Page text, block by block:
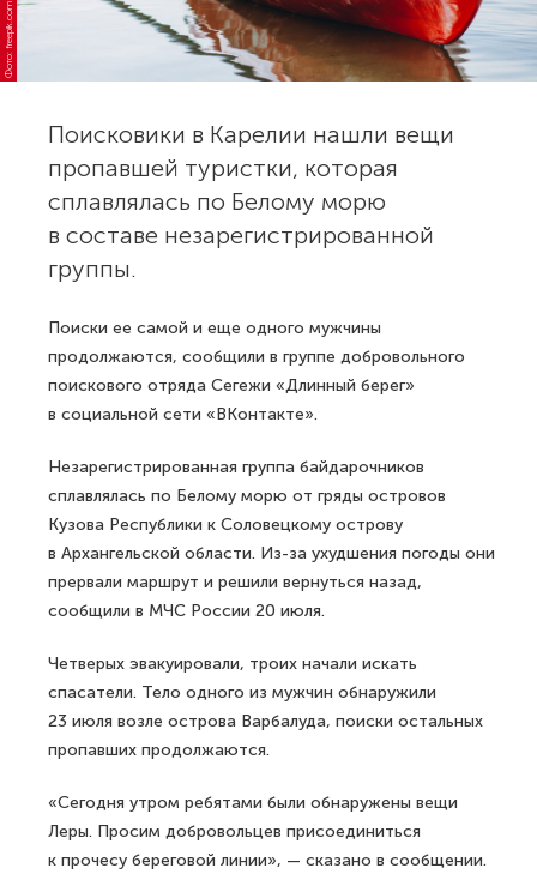
Фото: freepik.com
Поисковики в Карелии нашли вещи
пропавшей туристки, которая
сплавлялась по Белому морю
в составе незарегистрированной
группы.
Поиски ее самой и еще одного мужчины
продолжаются, сообщили в группе добровольного
поискового отряда Сегежи «Длинный берег»
в социальной сети «ВКонтакте».
Незарегистрированная группа байдарочников
сплавлялась по Белому морю от гряды островов
Кузова Республики к Соловецкому острову
в Архангельской области. Из-за ухудшения погоды они
прервали маршрут и решили вернуться назад,
сообщили в МЧС России 20 июля.
Четверых эвакуировали, троих начали искать
спасатели. Тело одного из мужчин обнаружили
23 июля возле острова Варбалуда, поиски остальных
пропавших продолжаются.
«Сегодня утром ребятами были обнаружены вещи
Леры. Просим добровольцев присоединиться
к прочесу береговой линии», — сказано в сообщении.